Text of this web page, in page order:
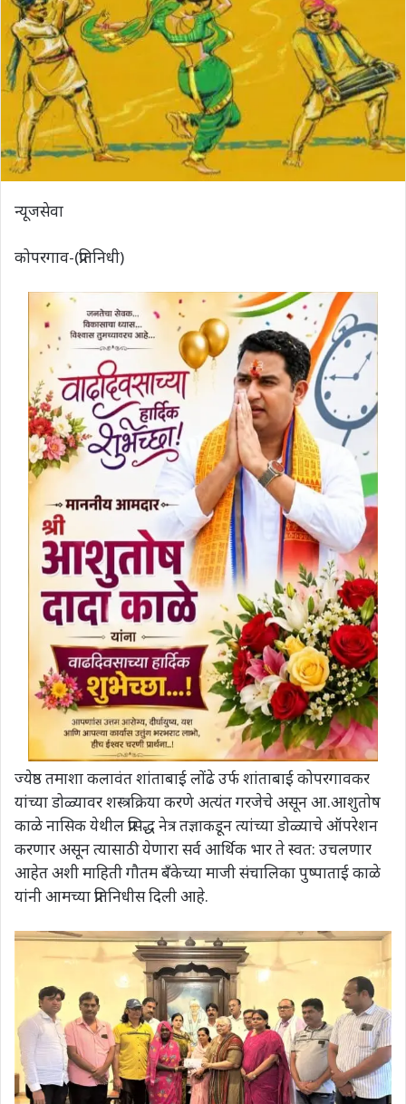
न्यूजसेवा
कोपरगाव-(प्रतिनिधी)
ज्येष्ठ तमाशा कलावंत शांताबाई लोंढे उर्फ शांताबाई कोपरगावकर
यांच्या डोळ्यावर शस्त्रक्रिया करणे अत्यंत गरजेचे असून आ.आशुतोष
काळे नासिक येथील प्रसिद्ध नेत्र तज्ञाकडून त्यांच्या डोळ्याचे ऑपरेशन
करणार असून त्यासाठी येणारा सर्व आर्थिक भार ते स्वत: उचलणार
आहेत अशी माहिती गौतम बँकेच्या माजी संचालिका पुष्पाताई काळे
यांनी आमच्या प्रतिनिधीस दिली आहे.